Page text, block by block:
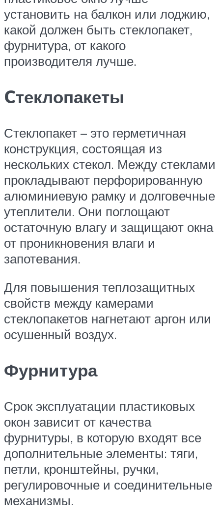
установить на балкон или лоджию,
какой должен быть стеклопакет,
фурнитура, от какого
производителя лучше.
Cтеклопакеты
Стеклопакет – это герметичная
конструкция, состоящая из
нескольких стекол. Между стеклами
прокладывают перфорированную
алюминиевую рамку и долговечные
утеплители. Они поглощают
остаточную влагу и защищают окна
от проникновения влаги и
запотевания.
Для повышения теплозащитных
свойств между камерами
стеклопакетов нагнетают аргон или
осушенный воздух.
Фурнитура
Срок эксплуатации пластиковых
окон зависит от качества
фурнитуры, в которую входят все
дополнительные элементы: тяги,
петли, кронштейны, ручки,
регулировочные и соединительные
механизмы.